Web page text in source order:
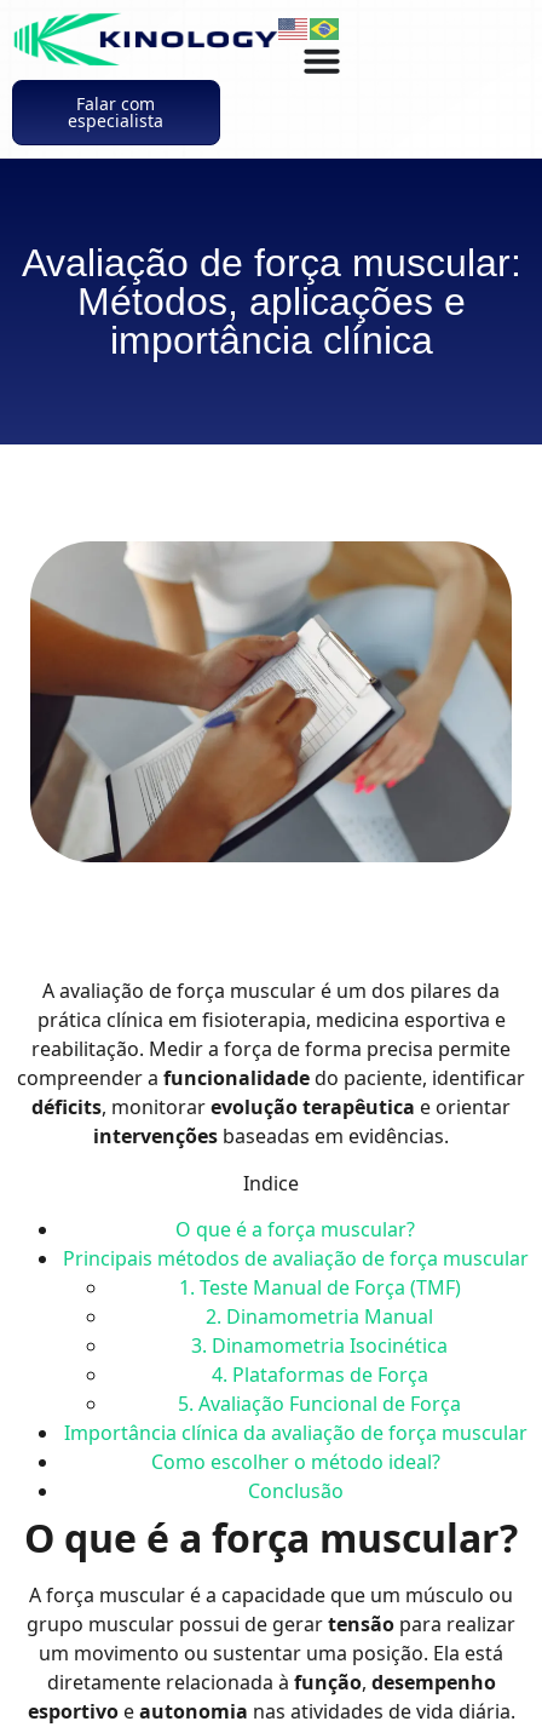
Falar com
especialista
Avaliação de força muscular:
Métodos, aplicações e
importância clínica
A avaliação de força muscular é um dos pilares da
prática clínica em fisioterapia, medicina esportiva e
reabilitação. Medir a força de forma precisa permite
compreender a funcionalidadedo paciente, identificar
déficits, monitorarevolução terapêutica e orientar
intervenções baseadas em evidências.
Indice
O que é a força muscular?
Principais métodos de avaliação de força muscular
1. Teste Manual de Força (TMF)
2. Dinamometria Manual
3. Dinamometria Isocinética
4. Plataformas de Força
5. Avaliação Funcional de Força
Importância clínica da avaliação de força muscular
Como escolher o método ideal?
Conclusão
O que é a força muscular?
A força muscular é a capacidade que um músculo ou
grupo muscular possui de gerartensão para realizar
um movimento ou sustentar uma posição. Ela está
diretamente relacionada à função, desempenho
esportivoeautonomia nas atividades de vida diária.